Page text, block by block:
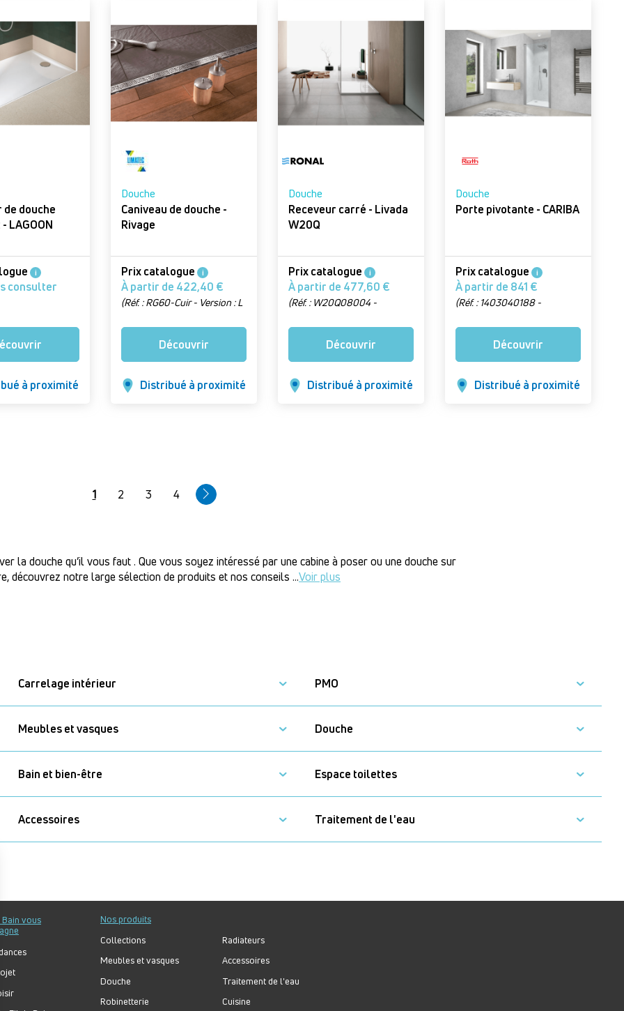
de douche
ultraplat - LAGOON
i
consulter
à proximité
Douche
Caniveau de douche -
Rivage
Prix catalogue i
À partir de 422,40 €
(Réf. : RG60-Cuir - Version : L
Découvrir
Distribué à proximité
Douche
Receveur carré - Livada
W20Q
Prix catalogue i
À partir de 477,60 €
(Réf. : W20Q08004 -
80 cm)
Découvrir
Distribué à proximité
Douche
Porte pivotante - CARIBA
Prix catalogue i
À partir de 841 €
(Réf. : 1403040188 -
Découvrir
Distribué à proximité
Page
1 Page
2 Page
3 Page
4
la douche qu’il vous faut . Que vous soyez intéressé par une cabine à poser ou une douche sur
découvrez notre large sélection de produits et nos conseils ...Voir plus
Carrelage intérieur PMO
Meubles et vasques Douche
Bain et bien-être Espace toilettes
Accessoires Traitement de l'eau
Bain vous
Nos produits
Collections
Meubles et vasques
Douche
Robinetterie
Radiateurs
Accessoires
Traitement de l'eau
Cuisine